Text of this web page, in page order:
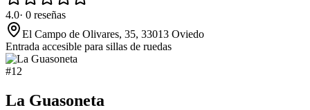
4.0· 0 reseñas
El Campo de Olivares, 35, 33013 Oviedo
Entrada accesible para sillas de ruedas
#12
La Guasoneta